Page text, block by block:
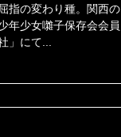
指の変わり種。関西の
年少女囃子保存会会員
」にて...